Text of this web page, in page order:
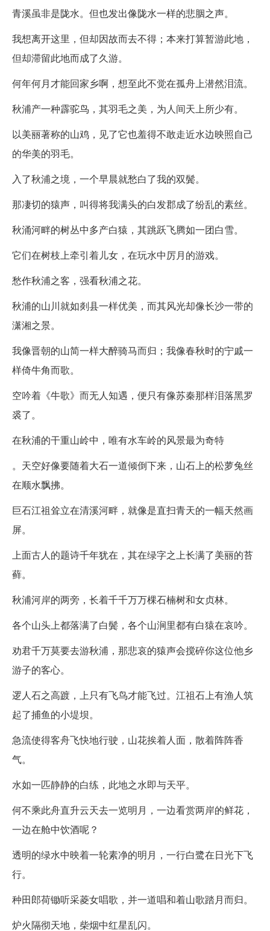
青溪虽非是陇水。但也发出像陇水一样的悲胭之声。
我想离开这里，但却因故而去不得；本来打算暂游此地，
但却滞留此地而成了久游。
何年何月才能回家乡啊，想至此不觉在孤舟上潜然泪流。
秋浦产一种霹驼鸟，其羽毛之美，为人间天上所少有。
以美丽著称的山鸡，见了它也羞得不敢走近水边映照自己
的华美的羽毛。
入了秋浦之境，一个早晨就愁白了我的双鬓。
那凄切的猿声，叫得将我满头的白发郡成了纷乱的素丝。
秋涌河畔的树丛中多产白猿，其跳跃飞腾如一团白雪。
它们在树枝上牵引着儿女，在玩水中厉月的游戏。
愁作秋浦之客，强看秋浦之花。
秋浦的山川就如剡县一样优美，而其风光却像长沙一带的
潇湘之景。
我像晋朝的山简一样大醉骑马而归；我像春秋时的宁戚一
样倚牛角而歌。
空吟着《牛歌》而无人知遇，便只有像苏秦那样泪落黑罗
裘了。
在秋浦的干重山岭中，唯有水车岭的风景最为奇特
。天空好像要随着大石一道倾倒下来，山石上的松萝兔丝
在顺水飘拂。
巨石江祖耸立在清溪河畔，就像是直扫青天的一幅天然画
屏。
上面古人的题诗千年犹在，其在绿字之上长满了美丽的苔
藓。
秋浦河岸的两旁，长着千千万万棵石楠树和女贞林。
各个山头上都落满了白鬓，各个山涧里都有白猿在哀吟。
劝君千万莫要去游秋浦，那悲哀的猿声会搅碎你这位他乡
游子的客心。
逻人石之高踱，上只有飞鸟才能飞过。江祖石上有渔人筑
起了捕鱼的小堤坝。
急流使得客舟飞快地行驶，山花挨着人面，散着阵阵香
气。
水如一匹静静的白练，此地之水即与天平。
何不乘此舟直升云天去一览明月，一边看赏两岸的鲜花，
一边在舱中饮酒呢？
透明的绿水中映着一轮素净的明月，一行白鹭在日光下飞
行。
种田郎荷锄听采菱女唱歌，并一道唱和着山歌踏月而归。
炉火隔彻天地，柴烟中红星乱闪。